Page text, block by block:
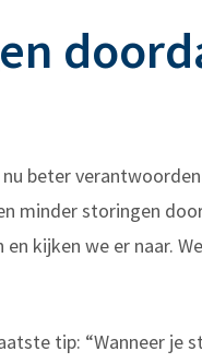
beter
minder storingen
kijken we er naar.
tip: “Wanneer